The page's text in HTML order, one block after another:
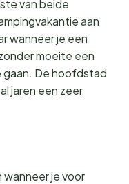
van beide
aan
wanneer je een
moeite een
De hoofdstad
jaren een zeer
wanneer je voor